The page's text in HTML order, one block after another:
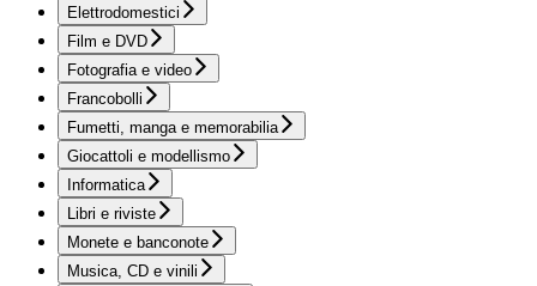
Elettrodomestici
Film e DVD
Fotografia e video
Francobolli
Fumetti, manga e memorabilia
Giocattoli e modellismo
Informatica
Libri e riviste
Monete e banconote
Musica, CD e vinili